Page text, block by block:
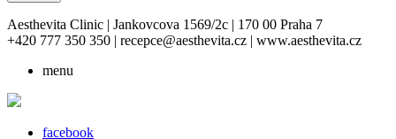
Aesthevita Clinic | Jankovcova 1569/2c | 170 00 Praha 7
+420 777 350 350 | recepce@aesthevita.cz | www.aesthevita.cz
menu
facebook